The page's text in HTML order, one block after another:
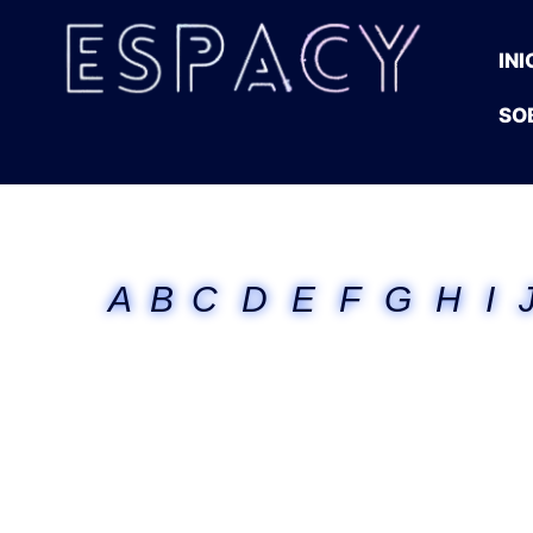
A B C D E F G H I